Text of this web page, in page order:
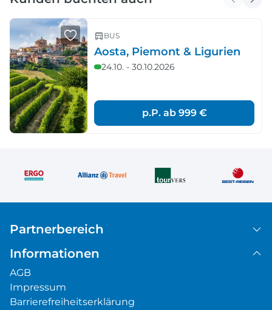
BUS
Aosta, Piemont & Ligurien
24.10. - 30.10.2026
p.P. ab 999 €
Partnerbereich
Informationen
AGB
Impressum
Barrierefreiheitserklärung